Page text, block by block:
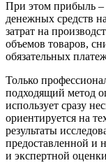
При этом прибыль –
денежных средств
затрат на
объемов товаров,
обязательных
Только
подходящий метод
использует сразу
ориентируется на
результаты
предоставленной и
и экспертной